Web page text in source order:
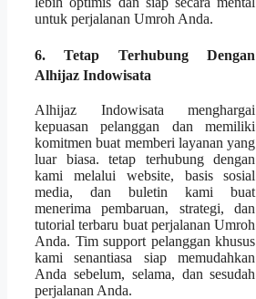
untuk perjalanan Umroh Anda.
6. Tetap Terhubung Dengan
Alhijaz Indowisata
Alhijaz Indowisata menghargai
kepuasan pelanggan dan memiliki
komitmen buat memberi layanan yang
luar biasa. tetap terhubung dengan
kami melalui website, basis sosial
media, dan buletin kami buat
menerima pembaruan, strategi, dan
tutorial terbaru buat perjalanan Umroh
Anda. Tim support pelanggan khusus
kami senantiasa siap memudahkan
Anda sebelum, selama, dan sesudah
perjalanan Anda.